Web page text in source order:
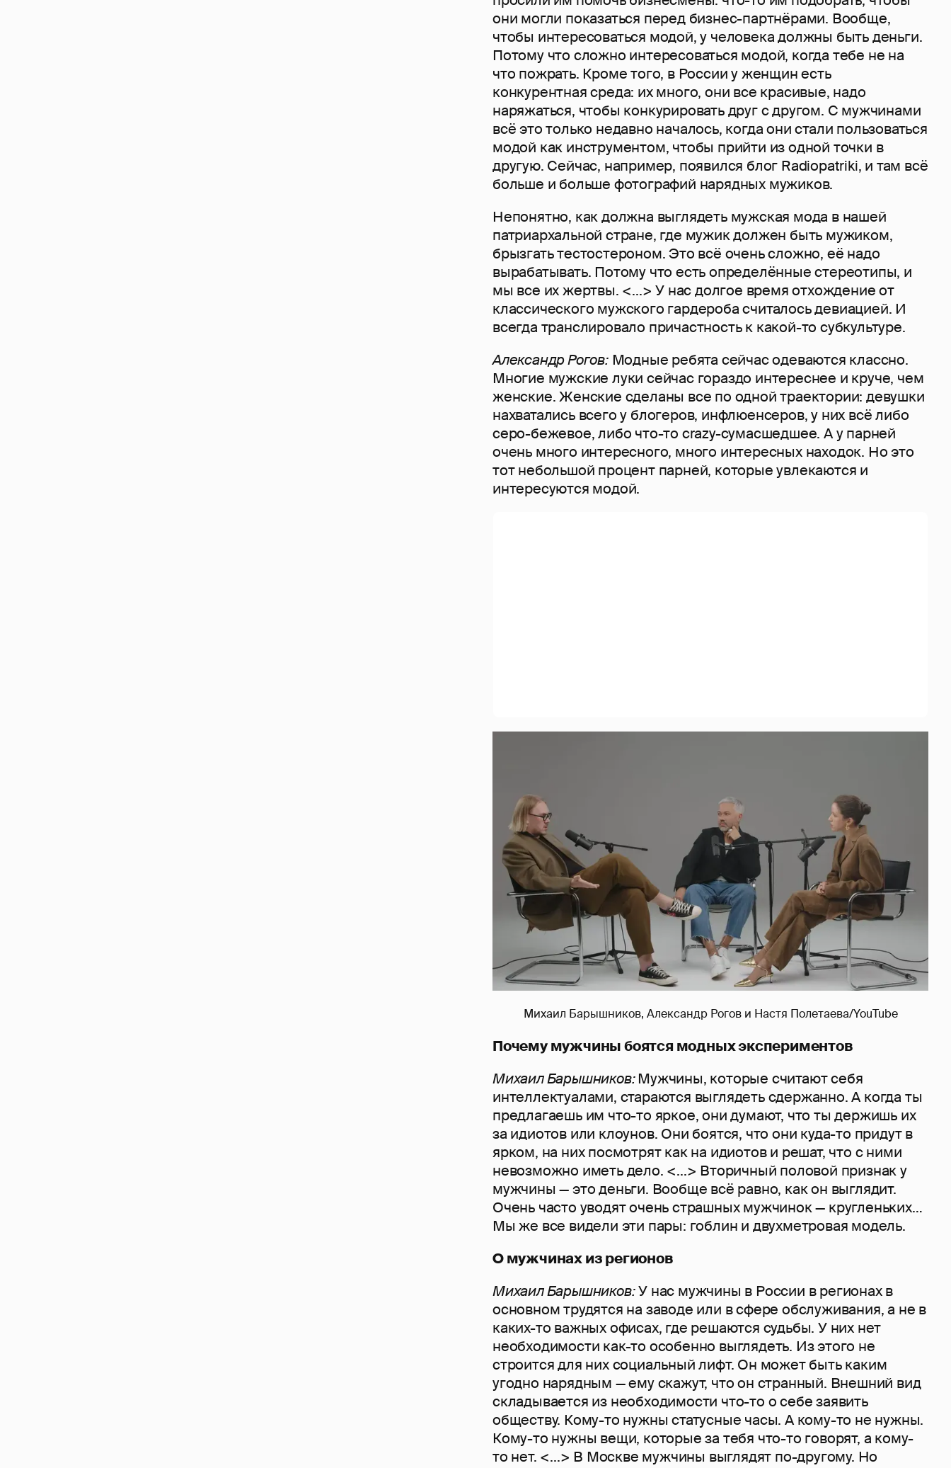
они могли показаться перед бизнес-партнёрами. Вообще,
чтобы интересоваться модой, у человека должны быть деньги.
Потому что сложно интересоваться модой, когда тебе не на
что пожрать. Кроме того, в России у женщин есть
конкурентная среда: их много, они все красивые, надо
наряжаться, чтобы конкурировать друг с другом. С мужчинами
всё это только недавно началось, когда они стали пользоваться
модой как инструментом, чтобы прийти из одной точки в
другую. Сейчас, например, появился блог Radiopatriki, и там всё
больше и больше фотографий нарядных мужиков.
Непонятно, как должна выглядеть мужская мода в нашей
патриархальной стране, где мужик должен быть мужиком,
брызгать тестостероном. Это всё очень сложно, её надо
вырабатывать. Потому что есть определённые стереотипы, и
мы все их жертвы. <...> У нас долгое время отхождение от
классического мужского гардероба считалось девиацией. И
всегда транслировало причастность к какой-то субкультуре.
Александр Рогов:Модные ребята сейчас одеваются классно.
Многие мужские луки сейчас гораздо интереснее и круче, чем
женские. Женские сделаны все по одной траектории: девушки
нахватались всего у блогеров, инфлюенсеров, у них всё либо
серо-бежевое, либо что-то crazy-сумасшедшее. А у парней
очень много интересного, много интересных находок. Но это
тот небольшой процент парней, которые увлекаются и
интересуются модой.
Михаил Барышников, Александр Рогов и Настя Полетаева/YouTube
Почему мужчины боятся модных экспериментов
Михаил Барышников:Мужчины, которые считают себя
интеллектуалами, стараются выглядеть сдержанно. А когда ты
предлагаешь им что-то яркое, они думают, что ты держишь их
за идиотов или клоунов. Они боятся, что они куда-то придут в
ярком, на них посмотрят как на идиотов и решат, что с ними
невозможно иметь дело. <...> Вторичный половой признак у
мужчины — это деньги. Вообще всё равно, как он выглядит.
Очень часто уводят очень страшных мужчинок — кругленьких…
Мы же все видели эти пары: гоблин и двухметровая модель.
О мужчинах из регионов
Михаил Барышников:У нас мужчины в России в регионах в
основном трудятся на заводе или в сфере обслуживания, а не в
каких-то важных офисах, где решаются судьбы. У них нет
необходимости как-то особенно выглядеть. Из этого не
строится для них социальный лифт. Он может быть каким
угодно нарядным — ему скажут, что он странный. Внешний вид
складывается из необходимости что-то о себе заявить
обществу. Кому-то нужны статусные часы. А кому-то не нужны.
Кому-то нужны вещи, которые за тебя что-то говорят, а кому-
то нет. <...> В Москве мужчины выглядят по-другому. Но